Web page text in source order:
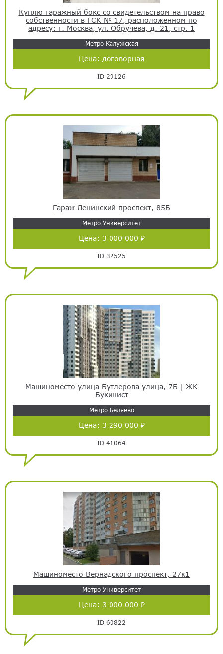
Куплю гаражный бокс со свидетельством на право
собственности в ГСК № 17, расположенном по
адресу: г. Москва, ул. Обручева, д. 21, стр. 1
Метро Калужская
Цена: договорная
ID 29126
Гараж Ленинский проспект, 85Б
Метро Университет
Цена: 3 000 000 ₽
ID 32525
Машиноместо улица Бутлерова улица, 7Б | ЖК
Букинист
Метро Беляево
Цена: 3 290 000 ₽
ID 41064
Машиноместо Вернадского проспект, 27к1
Метро Университет
Цена: 3 000 000 ₽
ID 60822